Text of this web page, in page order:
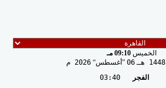
الخميس09:10 مـ
1448 هـ 06 أغسطس 2026 م
الفجر
03:40